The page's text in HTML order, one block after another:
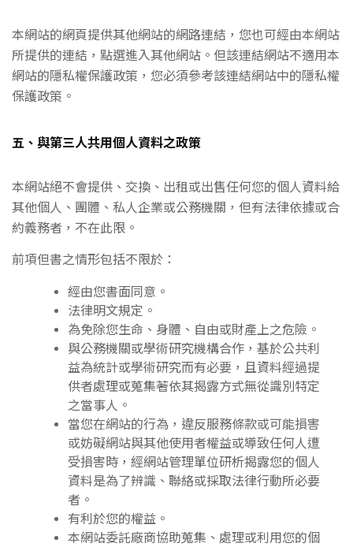
本網站的網頁提供其他網站的網路連結，您也可經由本網站
所提供的連結，點選進入其他網站。但該連結網站不適用本
網站的隱私權保護政策，您必須參考該連結網站中的隱私權
保護政策。
五、與第三人共用個人資料之政策
本網站絕不會提供、交換、出租或出售任何您的個人資料給
其他個人、團體、私人企業或公務機關，但有法律依據或合
約義務者，不在此限。
前項但書之情形包括不限於：
經由您書面同意。
法律明文規定。
為免除您生命、身體、自由或財產上之危險。
與公務機關或學術研究機構合作，基於公共利
益為統計或學術研究而有必要，且資料經過提
供者處理或蒐集著依其揭露方式無從識別特定
之當事人。
當您在網站的行為，違反服務條款或可能損害
或妨礙網站與其他使用者權益或導致任何人遭
受損害時，經網站管理單位研析揭露您的個人
資料是為了辨識、聯絡或採取法律行動所必要
者。
有利於您的權益。
本網站委託廠商協助蒐集、處理或利用您的個